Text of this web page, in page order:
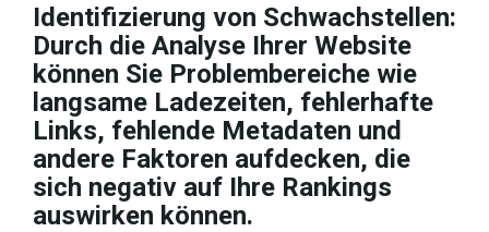
Identifizierung von Schwachstellen:
Durch die Analyse Ihrer Website
können Sie Problembereiche wie
langsame Ladezeiten, fehlerhafte
Links, fehlende Metadaten und
andere Faktoren aufdecken, die
sich negativ auf Ihre Rankings
auswirken können.